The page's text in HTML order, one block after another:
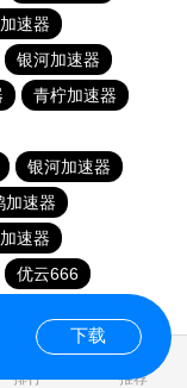
速器
银河加速器
青柠加速器
银河加速器
加速器
速器
优云666
排行 推荐
下载
1.957851s